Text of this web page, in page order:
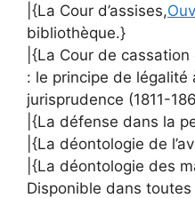
|{La Cour d’assises,
bibliothèque.}
|{La Cour de
: le principe de légalité
jurisprudence (1811-
|{La défense dans la
|{La déontologie de
|{La déontologie des
Disponible dans